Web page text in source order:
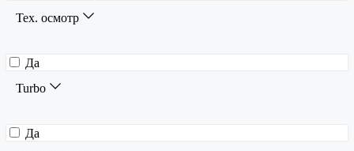
Тех. осмотр
Да
Turbo
Да